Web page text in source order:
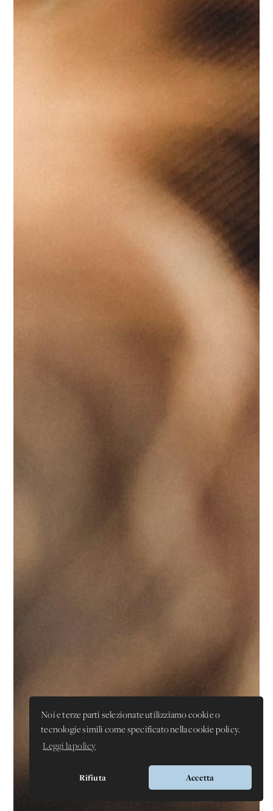
Noi e terze parti selezionate utilizziamo cookie o
tecnologie simili come specificato nella cookie policy.
Leggi la policy
Rifiuta Accetta